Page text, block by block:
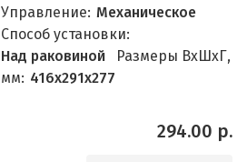
Управление: Механическое
Способ установки:
Над раковиной
Размеры ВхШхГ,
мм: 416х291х277
294.00 р.